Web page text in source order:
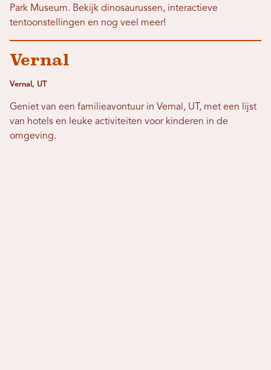
Park Museum. Bekijk dinosaurussen, interactieve
tentoonstellingen en nog veel meer!
Vernal
Vernal, UT
Geniet van een familieavontuur in Vernal, UT, met een lijst
van hotels en leuke activiteiten voor kinderen in de
omgeving.